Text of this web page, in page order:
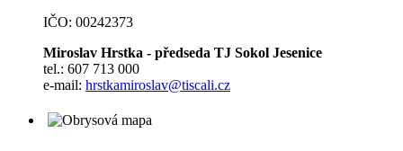
IČO: 00242373
Miroslav Hrstka - předseda TJ Sokol Jesenice
tel.: 607 713 000
e-mail: hrstkamiroslav@tiscali.cz